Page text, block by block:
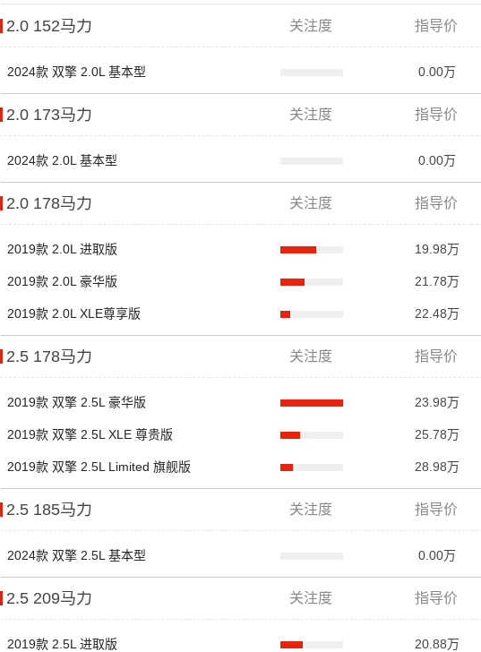
2.0 152马力 关注度 指导价
2024款 双擎 2.0L 基本型 0.00万
2.0 173马力 关注度 指导价
2024款 2.0L 基本型 0.00万
2.0 178马力 关注度 指导价
2019款 2.0L 进取版 19.98万
2019款 2.0L 豪华版 21.78万
2019款 2.0L XLE尊享版 22.48万
2.5 178马力 关注度 指导价
2019款 双擎 2.5L 豪华版 23.98万
2019款 双擎 2.5L XLE 尊贵版 25.78万
2019款 双擎 2.5L Limited 旗舰版 28.98万
2.5 185马力 关注度 指导价
2024款 双擎 2.5L 基本型 0.00万
2.5 209马力 关注度 指导价
2019款 2.5L 进取版 20.88万